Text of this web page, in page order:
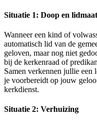
Situatie 1: Doop en
Wanneer een kind of
automatisch lid van de
geloven, maar nog niet
bij de kerkenraad of
Samen verkennen jullie een
je voorbereidt op jouw
kerkdienst.
Situatie 2: Verhuizing